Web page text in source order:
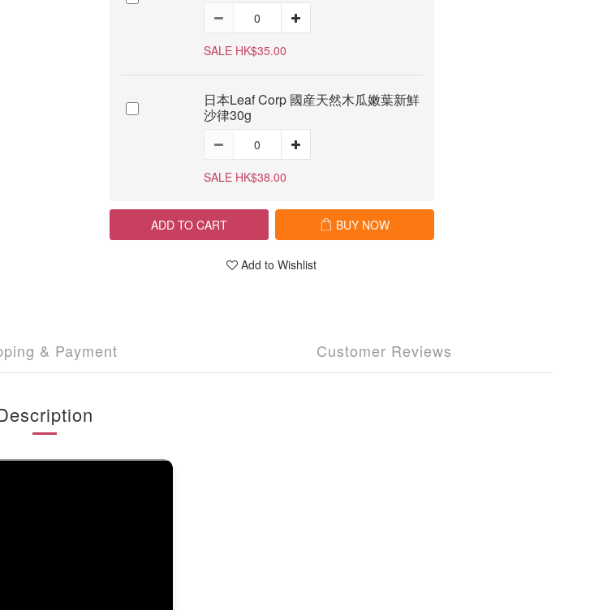
SALE HK$35.00
日本Leaf Corp 國産天然木瓜嫩葉新鮮
沙律30g
SALE HK$38.00
ADD TO CART BUY NOW
Add to Wishlist
& Payment Customer Reviews